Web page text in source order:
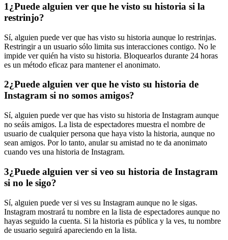
1¿Puede alguien ver que he visto su historia si la
restrinjo?
Sí, alguien puede ver que has visto su historia aunque lo restrinjas.
Restringir a un usuario sólo limita sus interacciones contigo. No le
impide ver quién ha visto su historia. Bloquearlos durante 24 horas
es un método eficaz para mantener el anonimato.
2¿Puede alguien ver que he visto su historia de
Instagram si no somos amigos?
Sí, alguien puede ver que has visto su historia de Instagram aunque
no seáis amigos. La lista de espectadores muestra el nombre de
usuario de cualquier persona que haya visto la historia, aunque no
sean amigos. Por lo tanto, anular su amistad no te da anonimato
cuando ves una historia de Instagram.
3¿Puede alguien ver si veo su historia de Instagram
si no le sigo?
Sí, alguien puede ver si ves su Instagram aunque no le sigas.
Instagram mostrará tu nombre en la lista de espectadores aunque no
hayas seguido la cuenta. Si la historia es pública y la ves, tu nombre
de usuario seguirá apareciendo en la lista.